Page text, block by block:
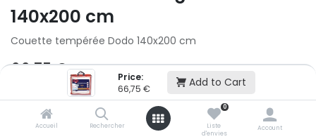
Price:
66,75 € Add to Cart
Accueil Rechercher
0
Liste
d'envies
Account
140x200 cm
Couette tempérée Dodo 140x200 cm
66,75€ 89,00
Ajouter au panier